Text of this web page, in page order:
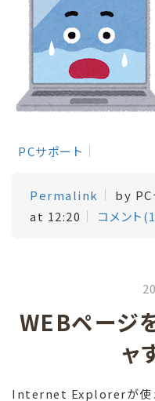
PCサポート
Permalink
by PC
at 12:20
コメント
WEBページ
ャ
Internet Explorerが使